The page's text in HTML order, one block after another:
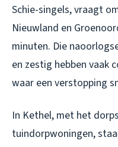
Schie-singels, vraagt
Nieuwland en
minuten. Die
en zestig hebben vaak
waar een verstopping
In Kethel, met het
tuindorpwoningen,